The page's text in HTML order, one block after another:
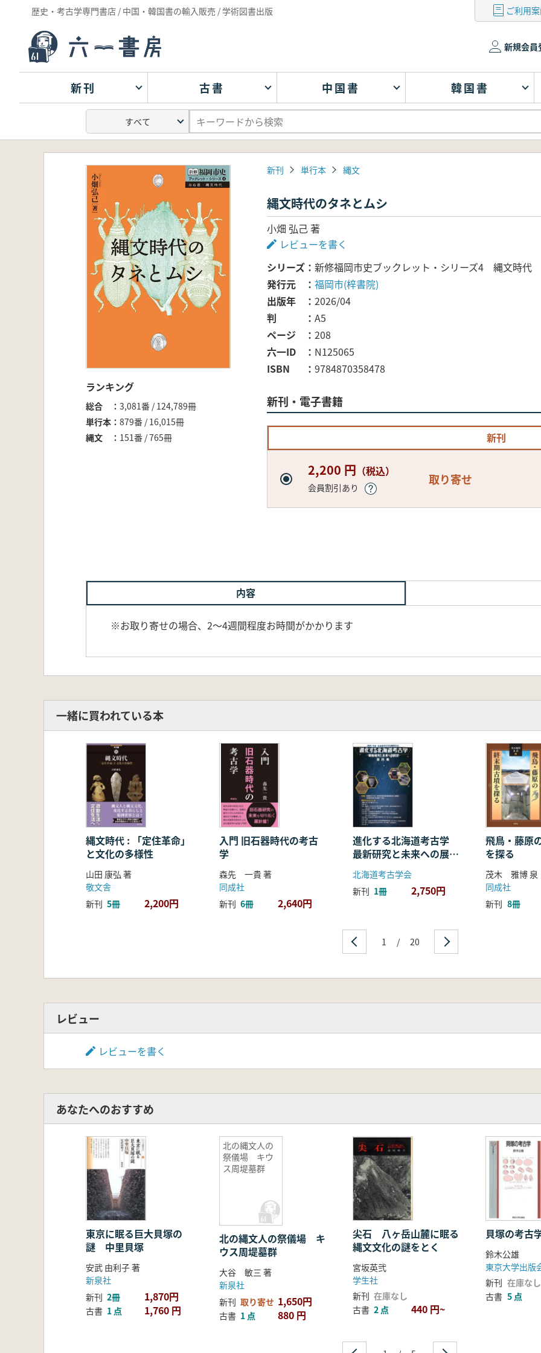
歴史・考古学専門書店 / 中国・韓国書の輸入販売 / 学術図書出版 ご利用
新規会員
新刊 古書 中国書 韓国書
ランキング
総合
3,081番 / 124,789冊
単行本
879番 / 16,015冊
縄文
151番 / 765冊
新刊 単行本 縄文
縄文時代のタネとムシ
小畑 弘己 著
レビューを書く
シリーズ
新修福岡市史ブックレット・シリーズ4 縄文時代
発行元
福岡市(梓書院)
出版年
2026/04
判
A5
ページ
208
六一ID
N125065
ISBN
9784870358478
新刊・電子書籍
新刊
2,200 円 （税込）
会員割引あり
取り寄せ
内容
※お取り寄せの場合、2～4週間程度お時間がかかります
一緒に買われている本
縄文時代 : 「定住革命」
と文化の多様性
山田 康弘 著
敬文舎
新刊 5冊 2,200円
入門 旧石器時代の考古
学
森先 一貴 著
同成社
新刊 6冊 2,640円
進化する北海道考古学
最新研究と未来への展
望 資料集
北海道考古学会
新刊 1冊 2,750円
飛鳥・藤原
を探る
茂木 雅博
同成社
新刊 8冊
1 / 20
レビュー
レビューを書く
あなたへのおすすめ
東京に眠る巨大貝塚の
謎 中里貝塚
安武 由利子 著
新泉社
新刊 2冊 1,870円
古書 1 点 1,760 円
北の縄文人の
祭儀場 キウ
ス周堤墓群
北の縄文人の祭儀場 キ
ウス周堤墓群
大谷 敏三 著
新泉社
新刊 取り寄せ 1,650円
古書 1 点 880 円
尖石 八ヶ岳山麓に眠る
縄文文化の謎をとく
宮坂英弐
学生社
新刊 在庫なし
古書 2 点 440 円~
貝塚の考古
鈴木公
東京大学出版
新刊 在庫なし
古書 5 点